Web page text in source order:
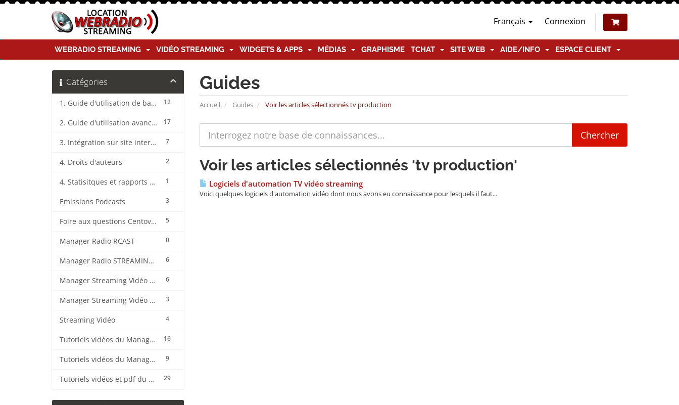
Français Connexion
WEBRADIO STREAMING VIDÉO STREAMING WIDGETS & APPS MÉDIAS GRAPHISME TCHAT SITE WEB AIDE/INFO ESPACE CLIENT
Guides
Accueil Guides Voir les articles sélectionnés tv production
Catégories
12
1. Guide d'utilisation de base CentovaCast
17
2. Guide d'utilisation avancée CentovaCast
7
3. Intégration sur site internet CentovaCast
2
4. Droits d'auteurs
1
4. Statisitques et rapports CentovaCast
3
Emissions Podcasts
5
Foire aux questions CentovaCast
0
Manager Radio RCAST
6
Manager Radio STREAMING CENTER
6
Manager Streaming Vidéo TVMCP
3
Manager Streaming Vidéo VDO
4
Streaming Vidéo
16
Tutoriels vidéos du Manager Radio CentovaCast
9
Tutoriels vidéos du Manager Radio STREAMING CENTER
29
Tutoriels vidéos et pdf du CMS Radio Wordpress + OnAir2/Pro.Radio
Voir les articles sélectionnés 'tv production'
Logiciels d'automation TV vidéo streaming
Voici quelques logiciels d'automation vidéo dont nous avons eu connaissance pour lesquels il faut...